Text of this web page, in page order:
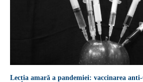
Lecția amară a pandemiei: vaccinarea